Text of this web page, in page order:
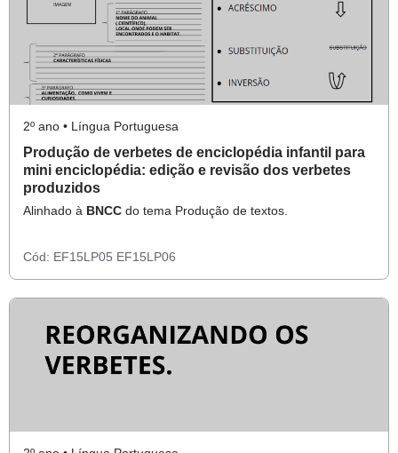
2º ano • Língua Portuguesa
Produção de verbetes de enciclopédia infantil para
mini enciclopédia: edição e revisão dos verbetes
produzidos
Alinhado à BNCC do tema Produção de textos.
Cód: EF15LP05 EF15LP06